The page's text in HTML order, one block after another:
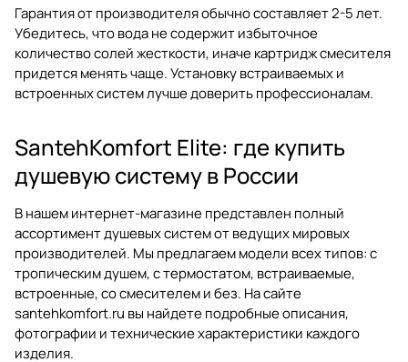
Гарантия от производителя обычно составляет 2-5 лет.
Убедитесь, что вода не содержит избыточное
количество солей жесткости, иначе картридж смесителя
придется менять чаще. Установку встраиваемых и
встроенных систем лучше доверить профессионалам.
SantehKomfort Elite: где купить
душевую систему в России
В нашем интернет-магазине представлен полный
ассортимент душевых систем от ведущих мировых
производителей. Мы предлагаем модели всех типов: с
тропическим душем, с термостатом, встраиваемые,
встроенные, со смесителем и без. На сайте
santehkomfort.ru вы найдете подробные описания,
фотографии и технические характеристики каждого
изделия.